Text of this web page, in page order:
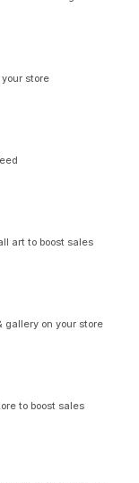
store
art to boost sales
gallery on your store
to boost sales